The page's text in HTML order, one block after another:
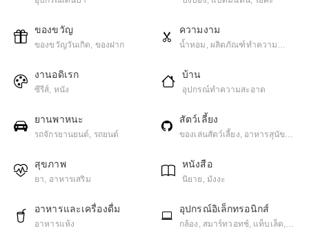
ของขวัญ
ของขวัญวันเกิด, ของฝาก
ความงาม
น้ำหอม, ผลิตภัณฑ์ทําความ
งานอดิเรก
ซีรีส์, หนัง
บ้าน
อุปกรณ์ทำความสะอาด
ยานพาหนะ
รถจักรยานยนต์, รถยนต์
สัตว์เลี้ยง
ของเล่นสัตว์เลี้ยง, อาหารสุนัข,
สุขภาพ
ยา, อาหารเสริม
หนังสือ
นิยาย, มังงะ
อาหารและเครื่องดื่ม
อาหารแห้ง
อุปกรณ์อิเล็กทรอนิกส์
กล้อง, สมาร์ทวอทช์, แท็บเล็ต,